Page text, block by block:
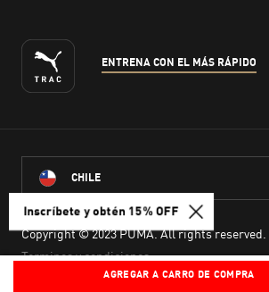
AGREGAR A CARRO DE COMPRA
Inscríbete y obtén 15% OFF